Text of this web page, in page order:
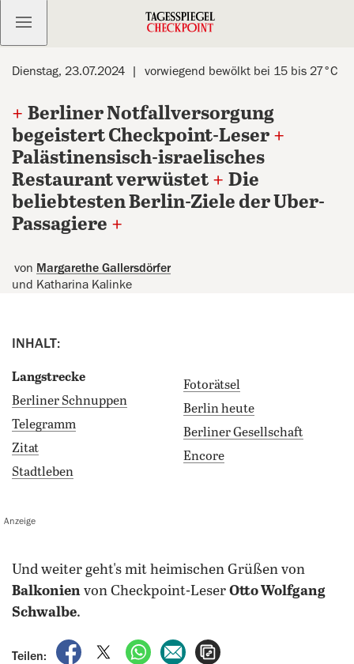
Kostenlos anmelden
Dienstag, 23.07.2024 vorwiegend bewölkt bei 15 bis 27°C
+ Berliner Notfallversorgung
begeistert Checkpoint-Leser +
Palästinensisch-israelisches
Restaurant verwüstet + Die
beliebtesten Berlin-Ziele der Uber-
Passagiere +
von Margarethe Gallersdörfer
und Katharina Kalinke
INHALT:
Langstrecke
Berliner Schnuppen
Telegramm
Zitat
Stadtleben
Fotorätsel
Berlin heute
Berliner Gesellschaft
Encore
Anzeige
und weiter geht's mit heimischen Grüßen von
Balkonien von Checkpoint-Leser Otto Wolfgang
Schwalbe.
Teilen:
auf Facebook teilen
auf X teilenper WhatsApp teilen
per E-Mail teilen